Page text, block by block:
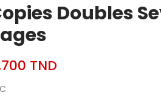
Doubles
TND